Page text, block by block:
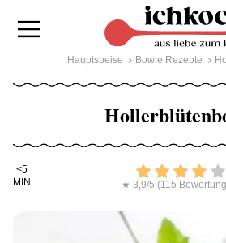
Hauptspeise Bowle Rezepte
Kochdauer
<5
MIN
Bewerten
★ 3,9/5 (115